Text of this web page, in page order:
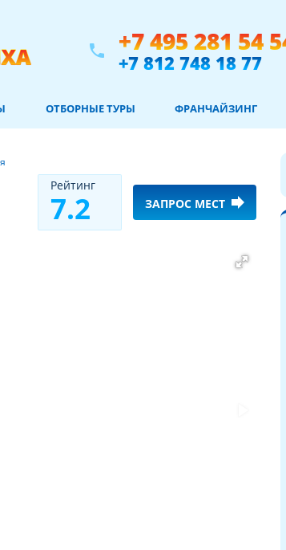
phone +7 495 281 54
+7 812 748 18 77
ОТБОРНЫЕ ТУРЫ ФРАНЧАЙЗИНГ
Рeйтинг
7.2 ЗАПРОС МЕСТ forward